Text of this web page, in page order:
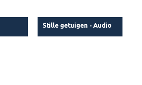
Stille getuigen - Audio